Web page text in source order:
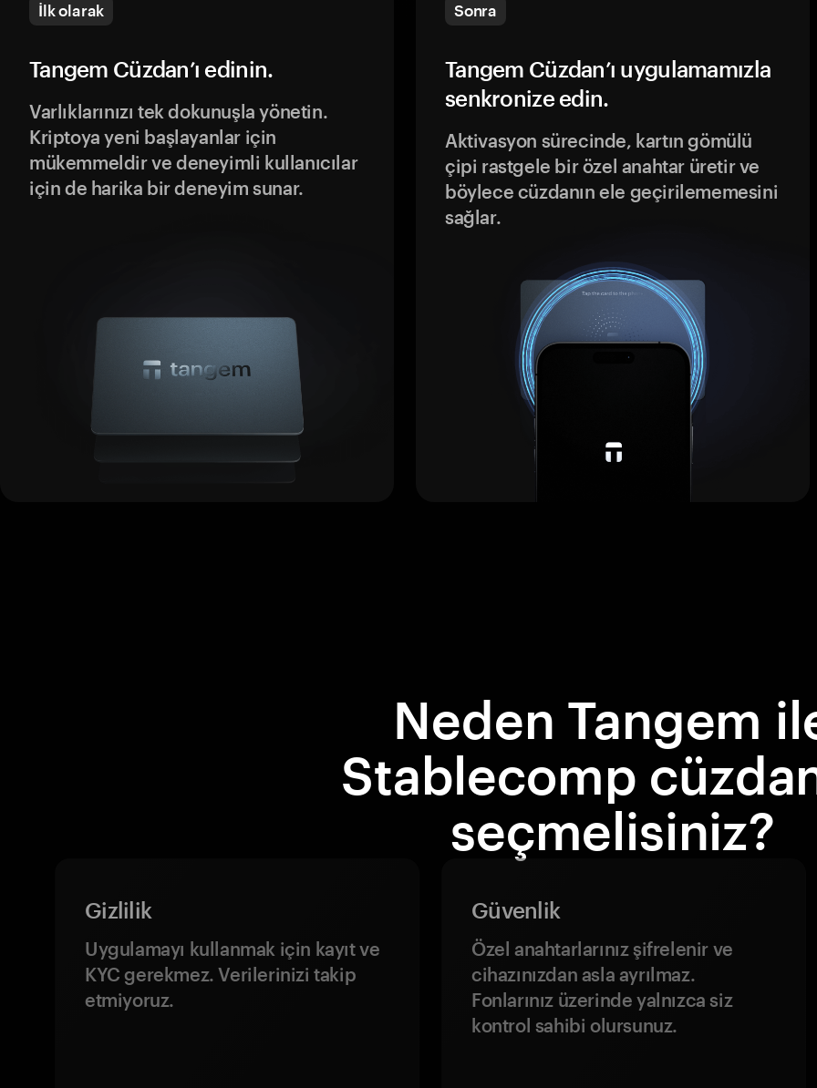
İlk olarak
Tangem Cüzdan’ı edinin.
Varlıklarınızı tek dokunuşla yönetin.
Kriptoya yeni başlayanlar için
mükemmeldir ve deneyimli kullanıcılar
için de harika bir deneyim sunar.
Sonra
Tangem Cüzdan’ı uygulamamızla
senkronize edin.
Aktivasyon sürecinde, kartın gömülü
çipi rastgele bir özel anahtar üretir ve
böylece cüzdanın ele geçirilememesini
sağlar.
Neden Tangem
Stablecomp
seçmelisiniz?
Gizlilik
Uygulamayı kullanmak için kayıt ve
KYC gerekmez. Verilerinizi takip
etmiyoruz.
Güvenlik
Özel anahtarlarınız şifrelenir ve
cihazınızdan asla ayrılmaz.
Fonlarınız üzerinde yalnızca siz
kontrol sahibi olursunuz.